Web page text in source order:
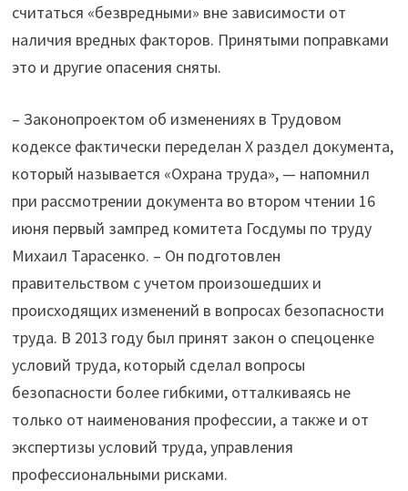
считаться «безвредными» вне зависимости от
наличия вредных факторов. Принятыми поправками
это и другие опасения сняты.
– Законопроектом об изменениях в Трудовом
кодексе фактически переделан Х раздел документа,
который называется «Охрана труда», — напомнил
при рассмотрении документа во втором чтении 16
июня первый зампред комитета Госдумы по труду
Михаил Тарасенко. – Он подготовлен
правительством с учетом произошедших и
происходящих изменений в вопросах безопасности
труда. В 2013 году был принят закон о спецоценке
условий труда, который сделал вопросы
безопасности более гибкими, отталкиваясь не
только от наименования профессии, а также и от
экспертизы условий труда, управления
профессиональными рисками.